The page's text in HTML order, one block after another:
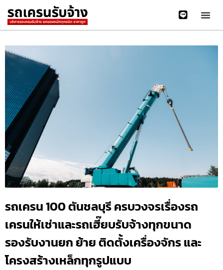
รถเครน 100 ตันชลบุรี ครบวงจรเรื่องรถ
เครนให้เช่าและรถเฮี๊ยบรับจ้างทุกขนาด
รองรับงานยก ย้าย ติดตั้งเครื่องจักร และ
โครงสร้างเหล็กทุกรูปแบบ